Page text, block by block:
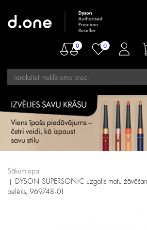
0 0
Sākumlapa
DYSON SUPERSONIC uzgalis matu
pelēks, 969748-01